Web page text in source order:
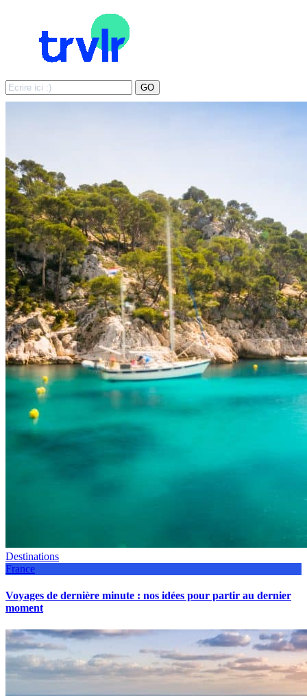
Search
for:
GO
Destinations
France
Voyages de dernière minute : nos idées pour partir au dernier
moment